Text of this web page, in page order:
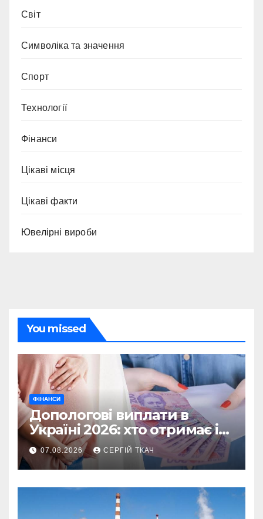
Світ
Символіка та значення
Спорт
Технології
Фінанси
Цікаві місця
Цікаві факти
Ювелірні вироби
You missed
ФІНАНСИ
Допологові виплати в
Україні 2026: хто отримає і
як оформити
07.08.2026 СЕРГІЙ ТКАЧ